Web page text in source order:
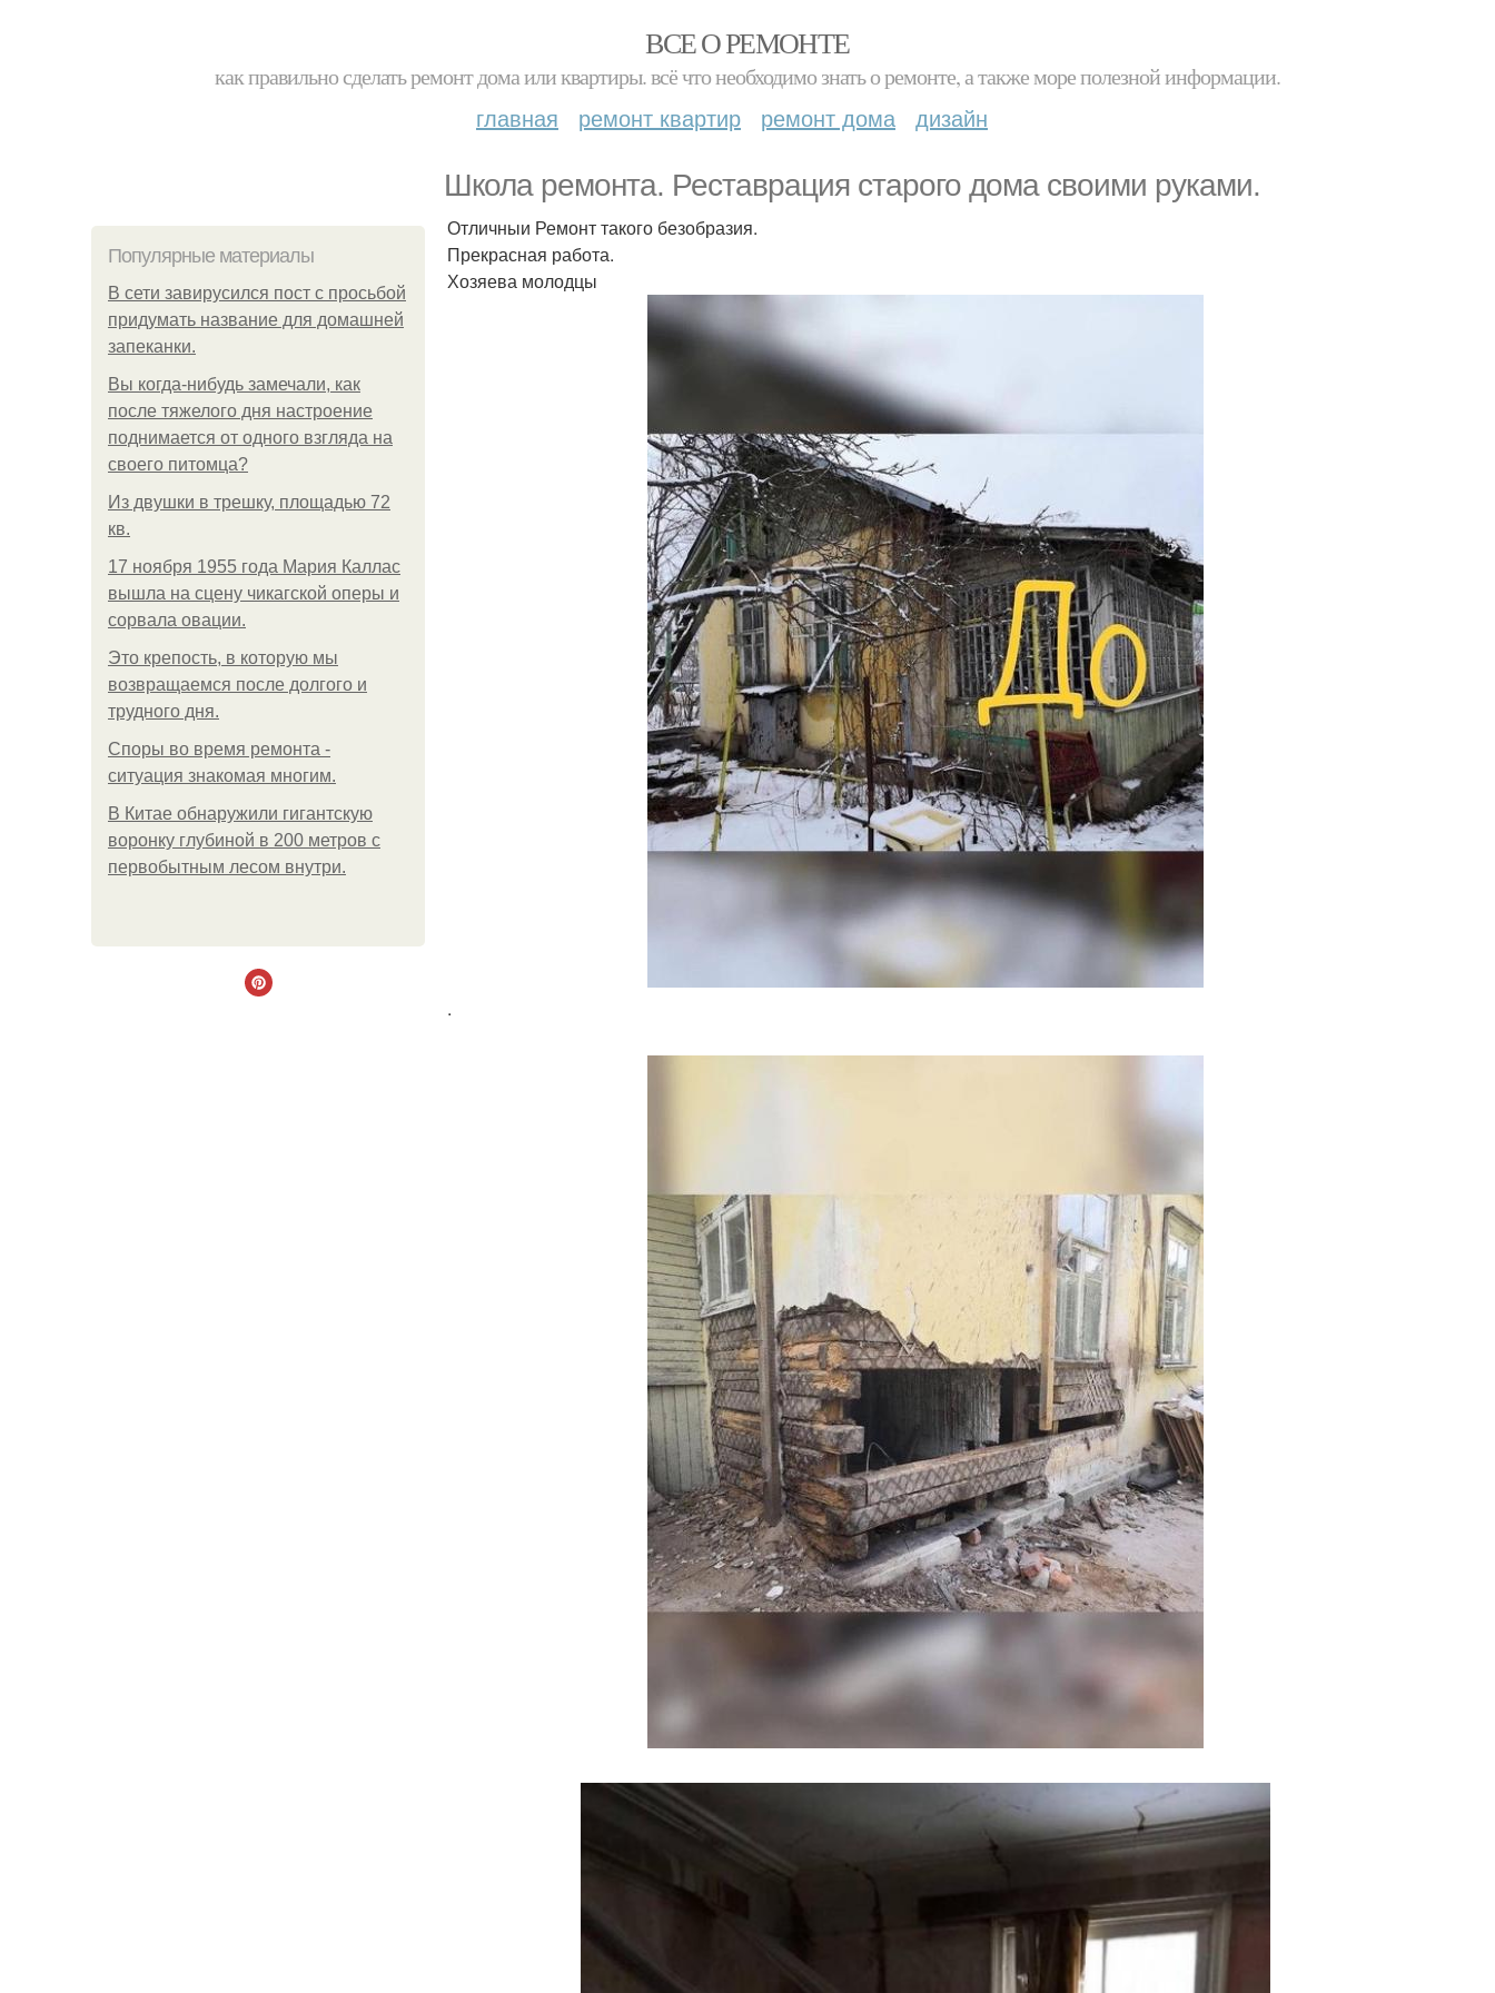
ВСЕ О РЕМОНТЕ
как правильно сделать ремонт дома или квартиры. всё что необходимо знать о ремонте, а также море полезной информации.
главная ремонт квартир ремонт дома дизайн
Школа ремонта. Реставрация старого дома своими руками.
Популярные материалы
В сети завирусился пост с просьбой
придумать название для домашней
запеканки.
Вы когда-нибудь замечали, как
после тяжелого дня настроение
поднимается от одного взгляда на
своего питомца?
Из двушки в трешку, площадью 72
кв.
17 ноября 1955 года Мария Каллас
вышла на сцену чикагской оперы и
сорвала овации.
Это крепость, в которую мы
возвращаемся после долгого и
трудного дня.
Споры во время ремонта -
ситуация знакомая многим.
В Китaе обнаружили гигaнтскую
воронку глубиной в 200 метров с
первобытным лесом внутри.
Отличныи Ремонт такого безобразия.
Прекрасная работа.
Хозяева молодцы
.